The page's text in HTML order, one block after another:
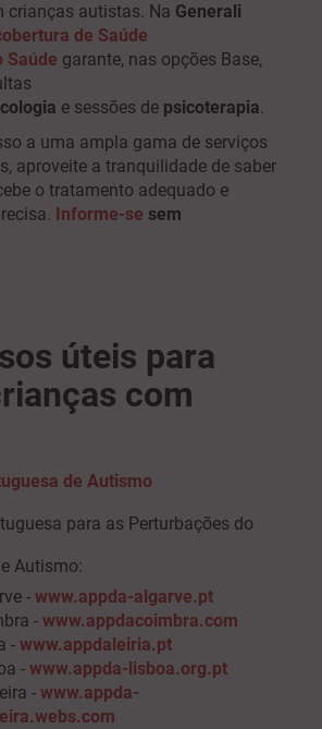
crianças autistas. Na Generali
de Saúde
Saúde garante, nas opções Base,
e sessões de psicoterapia.
a uma ampla gama de serviços
aproveite a tranquilidade de saber
o tratamento adequado e
Informe-se sem
úteis para
com
de Autismo
para as Perturbações do
Autismo:
- www.appda-algarve.pt
- www.appdacoimbra.com
- www.appdaleiria.pt
- www.appda-lisboa.org.pt
- www.appda-